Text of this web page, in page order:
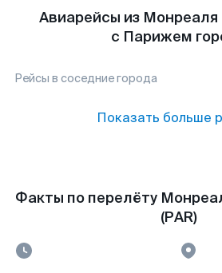
Авиарейсы из
с Парижем
Рейсы в соседние города
Показать больше
Факты по перелёту
(PAR)